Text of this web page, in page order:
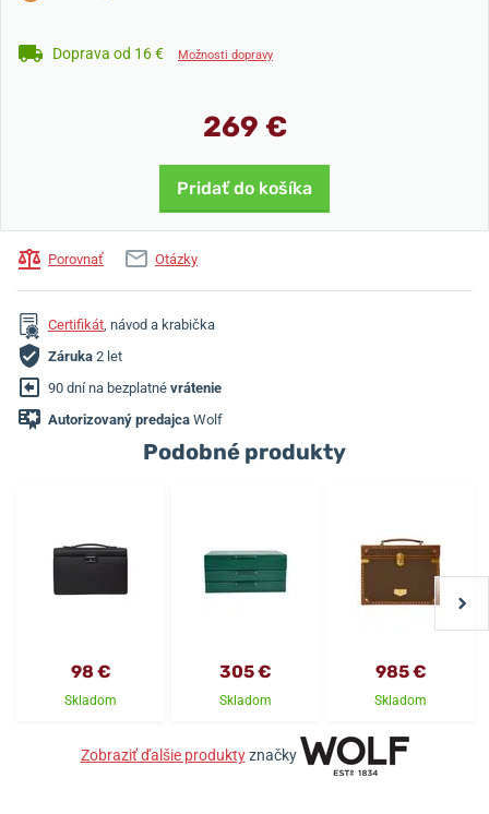
Doprava od 16 € Možnosti dopravy
269 €
Pridať do košíka
Porovnať Otázky
Certifikát, návod a krabička
Záruka 2 let
90 dní na bezplatné vrátenie
Autorizovaný predajca Wolf
Podobné produkty
98 €
Skladom
305 €
Skladom
985 €
Skladom
Zobraziť ďalšie produktyznačky